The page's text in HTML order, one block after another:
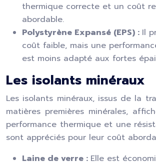
thermique correcte et un coût
abordable.
Polystyrène Expansé (EPS) : Il
coût faible, mais une
est moins adapté aux fortes
Les isolants minéraux
Les isolants minéraux, issus de la
matières premières minérales,
performance thermique et une
sont appréciés pour leur coût
Laine de verre : Elle est